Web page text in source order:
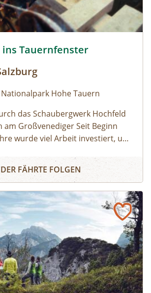
ins Tauernfenster
Nationalpark Hohe Tauern
das Schaubergwerk Hochfeld
am Großvenediger Seit Beginn
wurde viel Arbeit investiert, um
Attraktion unter Tage bietet
in die alpine Geologie und
eine Rarität in den Hohen
Führungen den
und Besuchern zugänglich
So können beispielsweise
des Tauernfensters und
nachvollziehbar
werden. Derzeit kann man auch
„Innenleben“ von Künstler Mag.
DER FÄHRTE FOLGEN